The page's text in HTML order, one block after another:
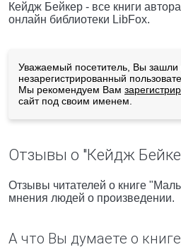
Кейдж Бейкер - все книги
онлайн библиотеки LibFox.
Уважаемый посетитель, Вы зашли
незарегистрированный
Мы рекомендуем Вам
сайт под своим именем.
Отзывы о "Кейдж
Отзывы читателей о книге
мнения людей о произведении.
А что Вы думаете о